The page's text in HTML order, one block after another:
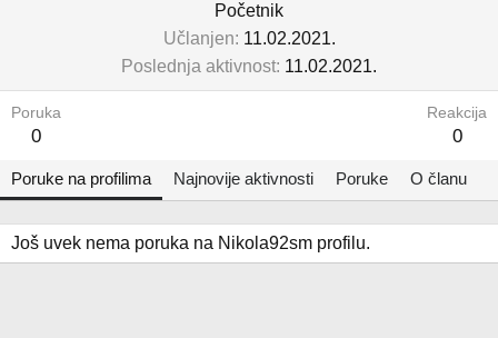
Početnik
Učlanjen 11.02.2021.
Poslednja aktivnost 11.02.2021.
Poruka
0
Reakcija
0
Poruke na profilima Najnovije aktivnosti Poruke O članu
Još uvek nema poruka na Nikola92sm profilu.